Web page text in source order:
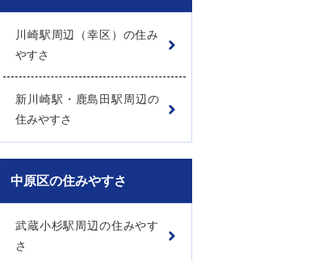
川崎駅周辺（幸区）の住み
やすさ
新川崎駅・鹿島田駅周辺の
住みやすさ
中原区の住みやすさ
武蔵小杉駅周辺の住みやす
さ